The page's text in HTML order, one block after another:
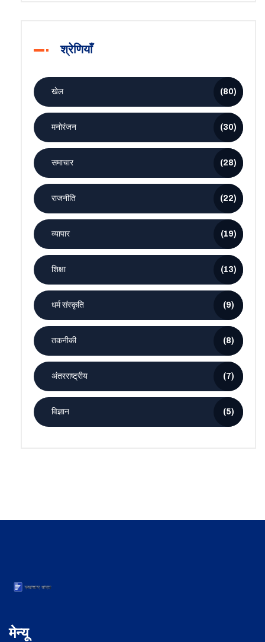
श्रेणियाँ
खेल (80)
मनोरंजन (30)
समाचार (28)
राजनीति (22)
व्यापार (19)
शिक्षा (13)
धर्म संस्कृति (9)
तकनीकी (8)
अंतरराष्ट्रीय (7)
विज्ञान (5)
मेन्यू